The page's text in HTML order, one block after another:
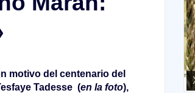
motivo del centenario del
Tadesse (en la foto),
ordinario. Año A